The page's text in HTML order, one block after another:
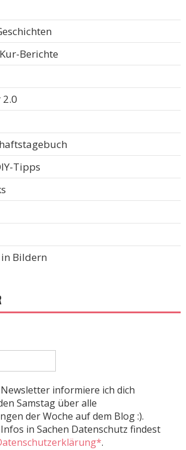
Berichte
Tipps
Bildern
informiere ich dich
Samstag über alle
der Woche auf dem Blog :).
in Sachen Datenschutz findest
.